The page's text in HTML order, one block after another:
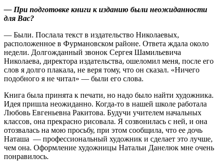
— При подготовке книги к изданию были неожиданности
для Вас?
— Были. Послала текст в издательство Николаевых,
расположенное в Фурмановском районе. Ответа ждала около
недели. Долгожданный звонок Сергея Шамильевича
Николаева, директора издательства, ошеломил меня, после его
слов я долго плакала, не веря тому, что он сказал. «Ничего
подобного я не читал» — были его слова.
Книга была принята к печати, но надо было найти художника.
Идея пришла неожиданно. Когда-то в нашей школе работала
Любовь Евгеньевна Ракитова. Будучи учителем начальных
классов, она прекрасно рисовала. Я созвонилась с ней, и она
отозвалась на мою просьбу, при этом сообщила, что ее дочь
Наташа — профессиональный художник и сделает это лучше,
чем она. Оформление художницы Натальи Данелюк мне очень
понравилось.